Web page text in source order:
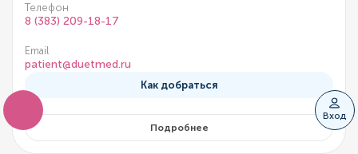
Вход
Телефон
8 (383) 209-18-17
Email
patient@duetmed.ru
Как добраться
Подробнее